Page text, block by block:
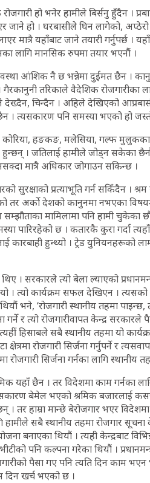
हो भनेर हामीले बिर्सनु हुँदैन ।
जाने हो । घरबासीले घिन लागेको,
मात्रै यहाँबाट जाने तयारी गर्नुपर्छ ।
लागि मानसिक रुपमा तयार भएनौं ।
आंशिक नै छ भन्नेमा दुईमत छैन ।
तरिकाले वैदेशिक रोजगारीका
चिन्दैन । अहिले देखिएको
। त्यसकारण पनि समस्या भएको हो
हङकङ, मलेसिया, गल्फ
। जतिलाई हामीले जोड्न सकेका
मात्रै अधिकार जोगाउन सकिन्छ ।
प्रत्याभूति गर्न सकिँदैन । श्रम
तर अर्को देशको कानुनमा नभएका
मामिलामा पनि हामी चुकेका
पारिरहेको छ । कतारकै कुरा गर्दा
कारबाही हुन्थ्यो । ट्रेड युनियनहरूको
। सरकारले त्यो बेला ल्याएको
। त्यो कार्यक्रम सफल देखिएन । त्यसको
भने, ‘रोजगारी स्थानीय तहमा
गर्ने र त्यो रोजगारीवापत केन्द्र सरकारले
हिसाबले सबै स्थानीय तहमा यो
क्षेत्रमा रोजगारी सिर्जना गर्नुपर्ने र
रोजगारी सिर्जना गर्नका लागि स्थानीय
यहाँ छैन । तर विदेशमा काम गर्नका
बेमेल भएको श्रमिक बजारलाई
तर हाम्रा मान्छे बेरोजगार भएर
सबै स्थानीय तहमा रोजगार सूचना
बनाएका थियौं । त्यही केन्द्रबाट
पनि कल्पना गरेका थियौं ।
पैसा गए पनि त्यति दिन काम
दिन खर्च भएको छ ।